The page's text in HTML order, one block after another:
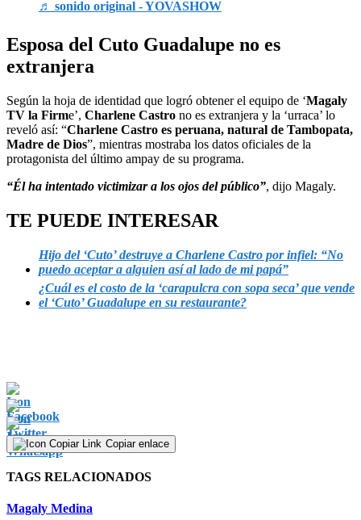
♬ sonido original - YOVASHOW
Esposa del Cuto Guadalupe no es
extranjera
Según la hoja de identidad que logró obtener el equipo de ‘Magaly
TV la Firme’, Charlene Castro no es extranjera y la ‘urraca’ lo
reveló así: “Charlene Castro es peruana, natural de Tambopata,
Madre de Dios”, mientras mostraba los datos oficiales de la
protagonista del último ampay de su programa.
“Él ha intentado victimizar a los ojos del público”, dijo Magaly.
TE PUEDE INTERESAR
Hijo del ‘Cuto’ destruye a Charlene Castro por infiel: “No
puedo aceptar a alguien así al lado de mi papá”
¿Cuál es el costo de la ‘carapulcra con sopa seca’ que vende
el ‘Cuto’ Guadalupe en su restaurante?
Copiar enlace
TAGS RELACIONADOS
Magaly Medina